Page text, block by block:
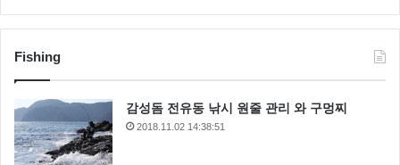
Fishing
감성돔 전유동 낚시 원줄 관리 와 구멍찌
2018.11.02 14:38:51